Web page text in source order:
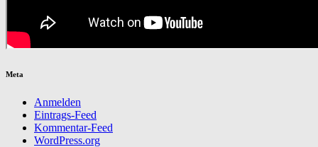
Meta
Anmelden
Eintrags-Feed
Kommentar-Feed
WordPress.org